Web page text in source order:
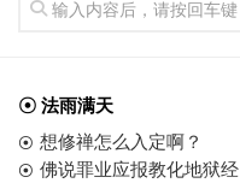
☉ 法雨满天
想修禅怎么入定啊？
佛说罪业应报教化地狱经